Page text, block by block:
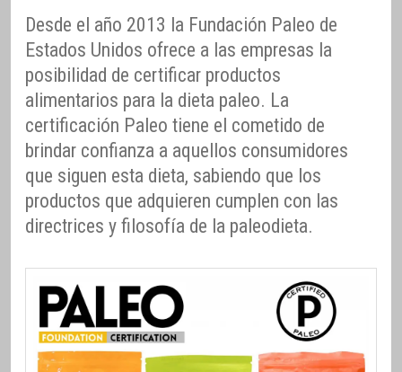
Desde el año 2013 la Fundación Paleo de
Estados Unidos ofrece a las empresas la
posibilidad de certificar productos
alimentarios para la dieta paleo. La
certificación Paleo tiene el cometido de
brindar confianza a aquellos consumidores
que siguen esta dieta, sabiendo que los
productos que adquieren cumplen con las
directrices y filosofía de la paleodieta.